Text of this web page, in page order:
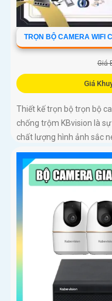
TRỌN BỘ CAMERA WIFI
Giá
Giá
Thiết kế trọn bộ trọn bộ
chống trộm KBvision là
chất lượng hình ảnh sắc